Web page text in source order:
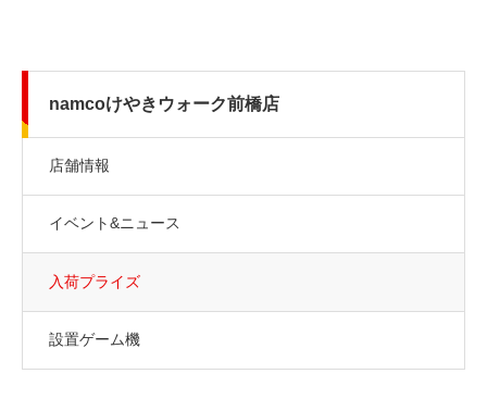
namcoけやきウォーク前橋店
店舗情報
イベント&ニュース
入荷プライズ
設置ゲーム機